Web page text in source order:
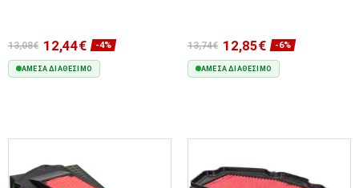
13,08€ 12,44€ -4%
ΆΜΕΣΑ ΔΙΑΘΈΣΙΜΟ
13,74€ 12,85€ -6%
ΆΜΕΣΑ ΔΙΑΘΈΣΙΜΟ